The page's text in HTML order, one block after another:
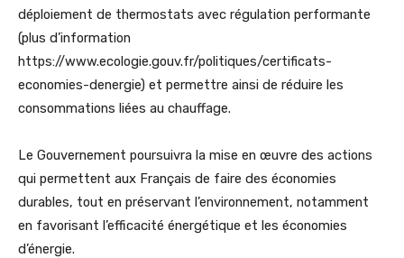
déploiement de thermostats avec régulation performante
(plus d’information
https://www.ecologie.gouv.fr/politiques/certificats-
economies-denergie) et permettre ainsi de réduire les
consommations liées au chauffage.
Le Gouvernement poursuivra la mise en œuvre des actions
qui permettent aux Français de faire des économies
durables, tout en préservant l’environnement, notamment
en favorisant l’efficacité énergétique et les économies
d’énergie.